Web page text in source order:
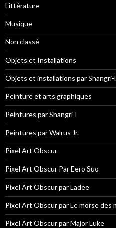
Littérature
Musique
Non classé
Objets et Installations
Objets et installations par Shangri-l
Peinture et arts graphiques
Peintures par Shangri-l
Peintures par Walrus Jr.
Pixel Art Obscur
Pixel Art Obscur Par Eero Suo
Pixel Art Obscur par Ladee
Pixel Art Obscur par Le morse des
Pixel Art Obscur par Major Luke